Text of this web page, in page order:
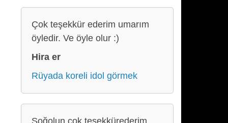
Çok teşekkür ederim umarım
öyledir. Ve öyle olur :)
Hira er
Rüyada koreli idol görmek
Soğolun çok teşekkürederim